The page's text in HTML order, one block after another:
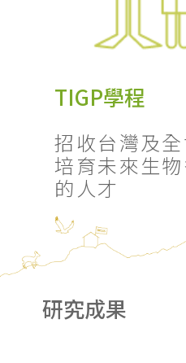
TIGP學程
招收台灣及全
培育未來生
的人才
研究成果